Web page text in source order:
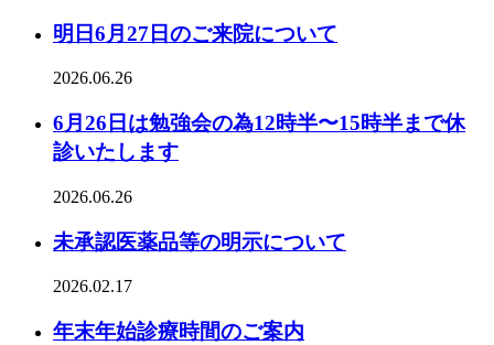
明日6月27日のご来院について
2026.06.26
6月26日は勉強会の為12時半〜15時半まで休
診いたします
2026.06.26
未承認医薬品等の明示について
2026.02.17
年末年始診療時間のご案内